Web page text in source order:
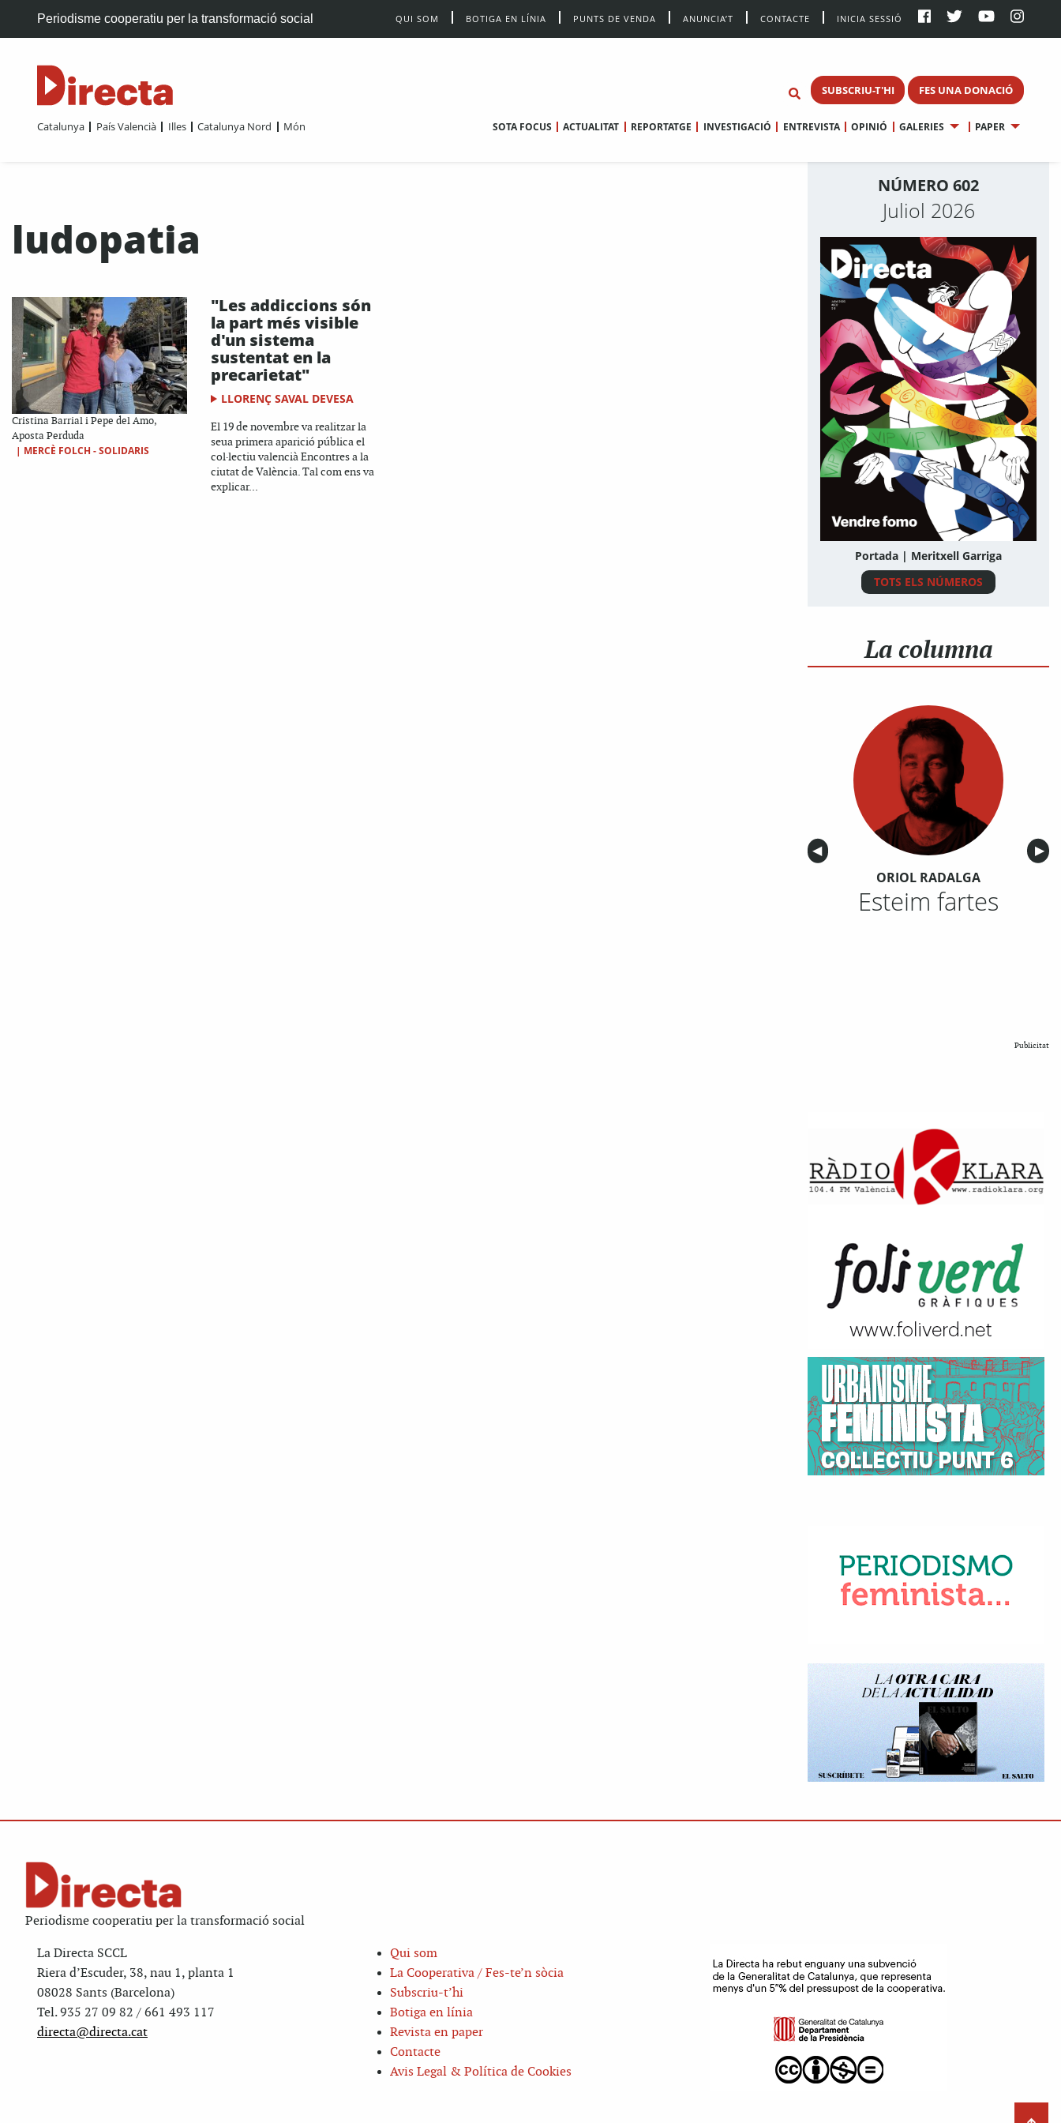
Periodisme cooperatiu per la transformació social QUI SOM BOTIGA EN LÍNIA PUNTS DE VENDA ANUNCIA’T CONTACTE INICIA SESSIÓ
SUBSCRIU-T'HI FES UNA DONACIÓ
Catalunya País Valencià Illes Catalunya Nord Món SOTA FOCUS ACTUALITAT REPORTATGE INVESTIGACIÓ ENTREVISTA OPINIÓ GALERIES PAPER
ludopatia
Cristina Barrial i Pepe del Amo,
Aposta Perduda
| MERCÈ FOLCH - SOLIDARIS
"Les addiccions són
la part més visible
d'un sistema
sustentat en la
precarietat"
LLORENÇ SAVAL DEVESA
El 19 de novembre va realitzar la
seua primera aparició pública el
col·lectiu valencià Encontres a la
ciutat de València. Tal com ens va
explicar...
NÚMERO 602
Juliol 2026
Portada | Meritxell Garriga
TOTS ELS NÚMEROS
La columna
Anterior
◀︎ ▶︎
ORIOL RADALGA
Esteim fartes
Publicitat
Periodisme cooperatiu per la transformació social
La Directa SCCL
Riera d’Escuder, 38, nau 1, planta 1
08028 Sants (Barcelona)
Tel. 935 27 09 82 / 661 493 117
directa@directa.cat
Qui som
La Cooperativa / Fes-te’n sòcia
Subscriu-t’hi
Botiga en línia
Revista en paper
Contacte
Avis Legal & Política de Cookies